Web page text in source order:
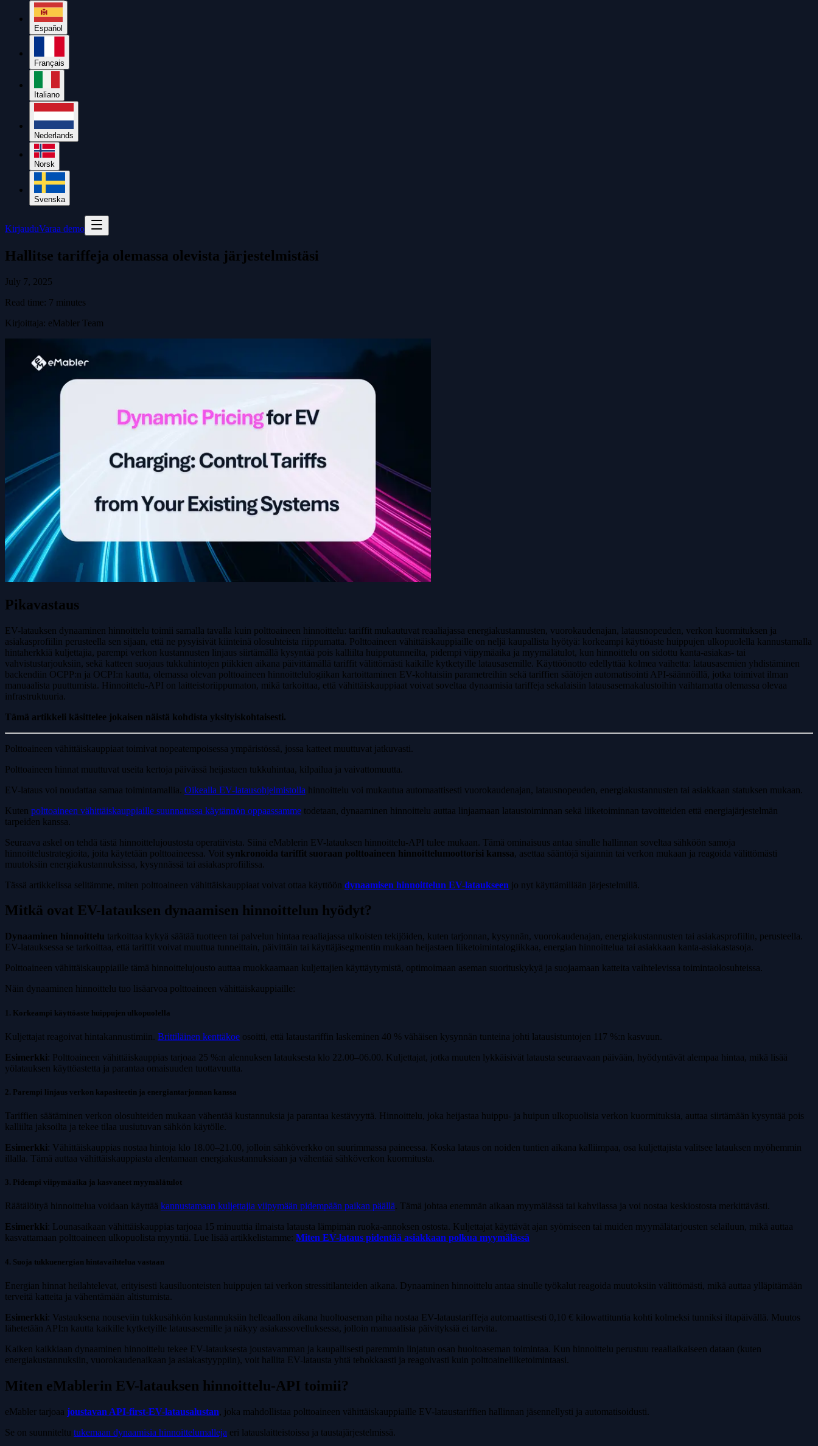
Español
Français
Italiano
Nederlands
Norsk
Svenska
KirjauduVaraa demo
Hallitse tariffeja olemassa olevista järjestelmistäsi
July 7, 2025
Read time: 7 minutes
Kirjoittaja: eMabler Team
Pikavastaus
EV-latauksen dynaaminen hinnoittelu toimii samalla tavalla kuin polttoaineen hinnoittelu: tariffit mukautuvat reaaliajassa energiakustannusten, vuorokaudenajan, latausnopeuden, verkon kuormituksen ja
asiakasprofiilin perusteella sen sijaan, että ne pysyisivät kiinteinä olosuhteista riippumatta. Polttoaineen vähittäiskauppiaille on neljä kaupallista hyötyä: korkeampi käyttöaste huippujen ulkopuolella kannustamalla
hintaherkkiä kuljettajia, parempi verkon kustannusten linjaus siirtämällä kysyntää pois kalliilta huipputunneilta, pidempi viipymäaika ja myymälätulot, kun hinnoittelu on sidottu kanta-asiakas- tai
vahvistustarjouksiin, sekä katteen suojaus tukkuhintojen piikkien aikana päivittämällä tariffit välittömästi kaikille kytketyille latausasemille. Käyttöönotto edellyttää kolmea vaihetta: latausasemien yhdistäminen
backendiin OCPP:n ja OCPI:n kautta, olemassa olevan polttoaineen hinnoittelulogiikan kartoittaminen EV-kohtaisiin parametreihin sekä tariffien säätöjen automatisointi API-säännöillä, jotka toimivat ilman
manuaalista puuttumista. Hinnoittelu-API on laitteistoriippumaton, mikä tarkoittaa, että vähittäiskauppiaat voivat soveltaa dynaamisia tariffeja sekalaisiin latausasemakalustoihin vaihtamatta olemassa olevaa
infrastruktuuria.
Tämä artikkeli käsittelee jokaisen näistä kohdista yksityiskohtaisesti.
Polttoaineen vähittäiskauppiaat toimivat nopeatempoisessa ympäristössä, jossa katteet muuttuvat jatkuvasti.
Polttoaineen hinnat muuttuvat useita kertoja päivässä heijastaen tukkuhintaa, kilpailua ja vaivattomuutta.
EV-lataus voi noudattaa samaa toimintamallia. Oikealla EV-latausohjelmistolla hinnoittelu voi mukautua automaattisesti vuorokaudenajan, latausnopeuden, energiakustannusten tai asiakkaan statuksen mukaan.
Kuten polttoaineen vähittäiskauppiaille suunnatussa käytännön oppaassamme todetaan, dynaaminen hinnoittelu auttaa linjaamaan lataustoiminnan sekä liiketoiminnan tavoitteiden että energiajärjestelmän
tarpeiden kanssa.
Seuraava askel on tehdä tästä hinnoittelujoustosta operatiivista. Siinä eMablerin EV-latauksen hinnoittelu-API tulee mukaan. Tämä ominaisuus antaa sinulle hallinnan soveltaa sähköön samoja
hinnoittelustrategioita, joita käytetään polttoaineessa. Voit synkronoida tariffit suoraan polttoaineen hinnoittelumoottorisi kanssa, asettaa sääntöjä sijainnin tai verkon mukaan ja reagoida välittömästi
muutoksiin energiakustannuksissa, kysynnässä tai asiakasprofiilissa.
Tässä artikkelissa selitämme, miten polttoaineen vähittäiskauppiaat voivat ottaa käyttöön dynaamisen hinnoittelun EV-lataukseen jo nyt käyttämillään järjestelmillä.
Mitkä ovat EV-latauksen dynaamisen hinnoittelun hyödyt?
Dynaaminen hinnoittelu tarkoittaa kykyä säätää tuotteen tai palvelun hintaa reaaliajassa ulkoisten tekijöiden, kuten tarjonnan, kysynnän, vuorokaudenajan, energiakustannusten tai asiakasprofiilin, perusteella.
EV-latauksessa se tarkoittaa, että tariffit voivat muuttua tunneittain, päivittäin tai käyttäjäsegmentin mukaan heijastaen liiketoimintalogiikkaa, energian hinnoittelua tai asiakkaan kanta-asiakastasoja.
Polttoaineen vähittäiskauppiaille tämä hinnoittelujousto auttaa muokkaamaan kuljettajien käyttäytymistä, optimoimaan aseman suorituskykyä ja suojaamaan katteita vaihtelevissa toimintaolosuhteissa.
Näin dynaaminen hinnoittelu tuo lisäarvoa polttoaineen vähittäiskauppiaille:
1. Korkeampi käyttöaste huippujen ulkopuolella
Kuljettajat reagoivat hintakannustimiin. Brittiläinen kenttäkoe osoitti, että lataustariffin laskeminen 40 % vähäisen kysynnän tunteina johti latausistuntojen 117 %:n kasvuun.
Esimerkki: Polttoaineen vähittäiskauppias tarjoaa 25 %:n alennuksen latauksesta klo 22.00–06.00. Kuljettajat, jotka muuten lykkäisivät latausta seuraavaan päivään, hyödyntävät alempaa hintaa, mikä lisää
yölatauksen käyttöastetta ja parantaa omaisuuden tuottavuutta.
2. Parempi linjaus verkon kapasiteetin ja energiantarjonnan kanssa
Tariffien säätäminen verkon olosuhteiden mukaan vähentää kustannuksia ja parantaa kestävyyttä. Hinnoittelu, joka heijastaa huippu- ja huipun ulkopuolisia verkon kuormituksia, auttaa siirtämään kysyntää pois
kalliilta jaksoilta ja tekee tilaa uusiutuvan sähkön käytölle.
Esimerkki: Vähittäiskauppias nostaa hintoja klo 18.00–21.00, jolloin sähköverkko on suurimmassa paineessa. Koska lataus on noiden tuntien aikana kalliimpaa, osa kuljettajista valitsee latauksen myöhemmin
illalla. Tämä auttaa vähittäiskauppiasta alentamaan energiakustannuksiaan ja vähentää sähköverkon kuormitusta.
3. Pidempi viipymäaika ja kasvaneet myymälätulot
Räätälöityä hinnoittelua voidaan käyttää kannustamaan kuljettajia viipymään pidempään paikan päällä. Tämä johtaa enemmän aikaan myymälässä tai kahvilassa ja voi nostaa keskiostosta merkittävästi.
Esimerkki: Lounasaikaan vähittäiskauppias tarjoaa 15 minuuttia ilmaista latausta lämpimän ruoka-annoksen ostosta. Kuljettajat käyttävät ajan syömiseen tai muiden myymälätarjousten selailuun, mikä auttaa
kasvattamaan polttoaineen ulkopuolista myyntiä. Lue lisää artikkelistamme: Miten EV-lataus pidentää asiakkaan polkua myymälässä
4. Suoja tukkuenergian hintavaihtelua vastaan
Energian hinnat heilahtelevat, erityisesti kausiluonteisten huippujen tai verkon stressitilanteiden aikana. Dynaaminen hinnoittelu antaa sinulle työkalut reagoida muutoksiin välittömästi, mikä auttaa ylläpitämään
terveitä katteita ja vähentämään altistumista.
Esimerkki: Vastauksena nouseviin tukkusähkön kustannuksiin helleaallon aikana huoltoaseman piha nostaa EV-lataustariffeja automaattisesti 0,10 € kilowattituntia kohti kolmeksi tunniksi iltapäivällä. Muutos
lähetetään API:n kautta kaikille kytketyille latausasemille ja näkyy asiakassovelluksessa, jolloin manuaalisia päivityksiä ei tarvita.
Kaiken kaikkiaan dynaaminen hinnoittelu tekee EV-latauksesta joustavamman ja kaupallisesti paremmin linjatun osan huoltoaseman toimintaa. Kun hinnoittelu perustuu reaaliaikaiseen dataan (kuten
energiakustannuksiin, vuorokaudenaikaan ja asiakastyyppiin), voit hallita EV-latausta yhtä tehokkaasti ja reagoivasti kuin polttoaineliiketoimintaasi.
Miten eMablerin EV-latauksen hinnoittelu-API toimii?
eMabler tarjoaa joustavan API-first-EV-latausalustan, joka mahdollistaa polttoaineen vähittäiskauppiaille EV-lataustariffien hallinnan jäsennellysti ja automatisoidusti.
Se on suunniteltu tukemaan dynaamisia hinnoittelumalleja eri latauslaitteistoissa ja taustajärjestelmissä.